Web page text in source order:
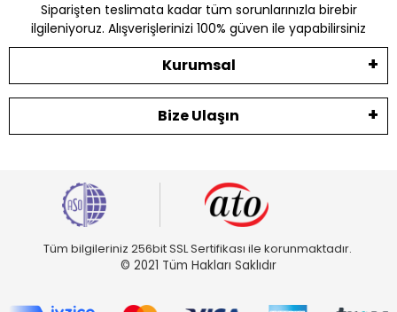
Siparişten teslimata kadar tüm sorunlarınızla birebir
ilgileniyoruz. Alışverişlerinizi 100% güven ile yapabilirsiniz
Kurumsal
Bize Ulaşın
Tüm bilgileriniz 256bit SSL Sertifikası ile korunmaktadır.
© 2021 Tüm Hakları Saklıdır